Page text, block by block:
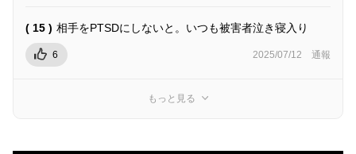
( 15 ) 相手をPTSDにしないと。いつも被害者泣き寝入り
6 2025/07/12 通報
もっと見る